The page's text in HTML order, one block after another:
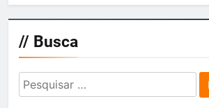
// Busca
Pesquisar
por: